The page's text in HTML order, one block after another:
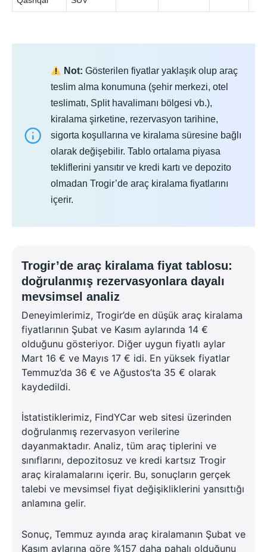
Not: Gösterilen fiyatlar yaklaşık olup araç
teslim alma konumuna (şehir merkezi, otel
teslimatı, Split havalimanı bölgesi vb.),
kiralama şirketine, rezervasyon tarihine,
sigorta koşullarına ve kiralama süresine bağlı
olarak değişebilir. Tablo ortalama piyasa
tekliflerini yansıtır ve kredi kartı ve depozito
olmadan Trogir’de araç kiralama fiyatlarını
içerir.
Trogir’de araç kiralama fiyat tablosu:
doğrulanmış rezervasyonlara dayalı
mevsimsel analiz
Deneyimlerimiz, Trogir’de en düşük araç kiralama
fiyatlarının Şubat ve Kasım aylarında 14 €
olduğunu gösteriyor. Diğer uygun fiyatlı aylar
Mart 16 € ve Mayıs 17 € idi. En yüksek fiyatlar
Temmuz’da 36 € ve Ağustos’ta 35 € olarak
kaydedildi.
İstatistiklerimiz, FindYCar web sitesi üzerinden
doğrulanmış rezervasyon verilerine
dayanmaktadır. Analiz, tüm araç tiplerini ve
sınıflarını, depozitosuz ve kredi kartsız Trogir
araç kiralamalarını içerir. Bu, sonuçların gerçek
talebi ve mevsimsel fiyat değişikliklerini yansıttığı
anlamına gelir.
Sonuç, Temmuz ayında araç kiralamanın Şubat ve
Kasım aylarına göre %157 daha pahalı olduğunu